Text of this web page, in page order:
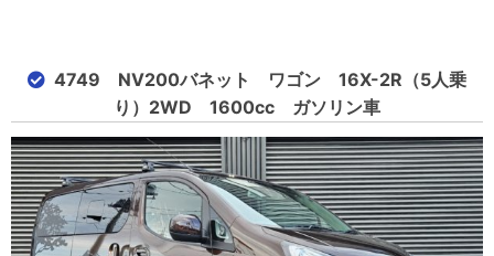
4749 NV200バネット ワゴン 16X-2R（5人乗
り）2WD 1600cc ガソリン車